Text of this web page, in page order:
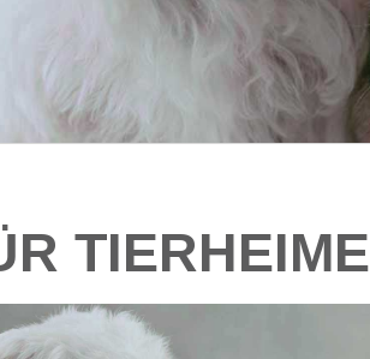
TIERHEIME